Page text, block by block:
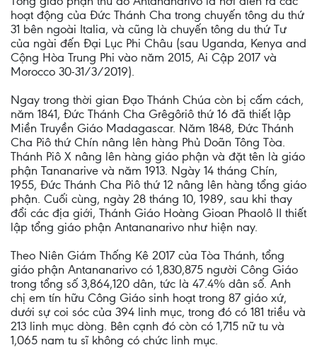
hoạt động của Đức Thánh Cha trong chuyến tông du thứ
31 bên ngoài Italia, và cũng là chuyến tông du thứ Tư
của ngài đến Đại Lục Phi Châu (sau Uganda, Kenya and
Cộng Hòa Trung Phi vào năm 2015, Ai Cập 2017 và
Morocco 30-31/3/2019).
Ngay trong thời gian Đạo Thánh Chúa còn bị cấm cách,
năm 1841, Đức Thánh Cha Grêgôriô thứ 16 đã thiết lập
Miền Truyền Giáo Madagascar. Năm 1848, Đức Thánh
Cha Piô thứ Chín nâng lên hàng Phủ Doãn Tông Tòa.
Thánh Piô X nâng lên hàng giáo phận và đặt tên là giáo
phận Tananarive và năm 1913. Ngày 14 tháng Chín,
1955, Đức Thánh Cha Piô thứ 12 nâng lên hàng tổng giáo
phận. Cuối cùng, ngày 28 tháng 10, 1989, sau khi thay
đổi các địa giới, Thánh Giáo Hoàng Gioan Phaolô II thiết
lập tổng giáo phận Antananarivo như hiện nay.
Theo Niên Giám Thống Kê 2017 của Tòa Thánh, tổng
giáo phận Antananarivo có 1,830,875 người Công Giáo
trong tổng số 3,864,120 dân, tức là 47.4% dân số. Anh
chị em tín hữu Công Giáo sinh hoạt trong 87 giáo xứ,
dưới sự coi sóc của 394 linh mục, trong đó có 181 triều và
213 linh mục dòng. Bên cạnh đó còn có 1,715 nữ tu và
1,065 nam tu sĩ không có chức linh mục.